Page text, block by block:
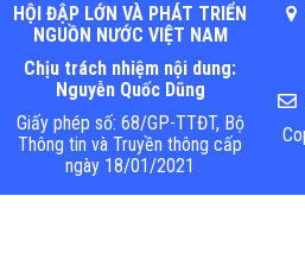
HỘI ĐẬP LỚN VÀ PHÁT TRIỂN
NGUỒN NƯỚC VIỆT NAM
Chịu trách nhiệm nội dung:
Nguyễn Quốc Dũng
Giấy phép số: 68/GP-TTĐT, Bộ
Thông tin và Truyền thông cấp
ngày 18/01/2021